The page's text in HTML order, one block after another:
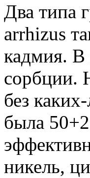
Два типа
arrhizus
кадмия. В
сорбции.
без
была
никель,